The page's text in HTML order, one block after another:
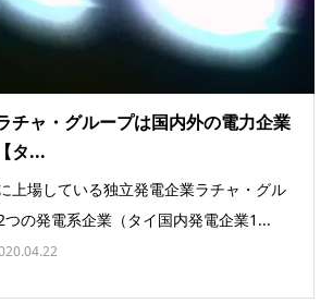
チャ・グループは国内外の電力企業
タ...
上場している独立発電企業ラチャ・グル
つの発電系企業（タイ国内発電企業1...